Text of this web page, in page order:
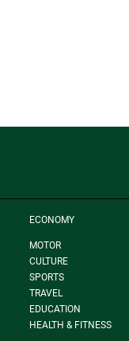
ECONOMY
MOTOR
CULTURE
SPORTS
TRAVEL
EDUCATION
HEALTH & FITNESS